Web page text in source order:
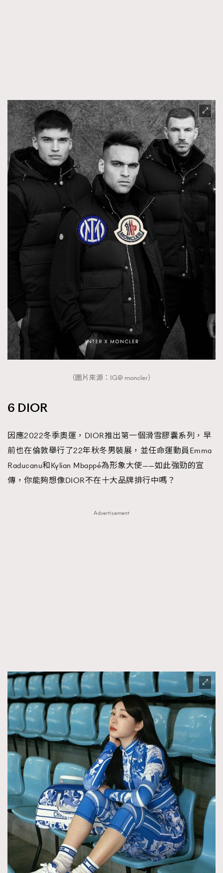
（圖片來源：IG@ moncler）
6 DIOR
因應2022冬季奧運，DIOR推出第一個滑雪膠囊系列，早
前也在倫敦舉行了22年秋冬男裝展，並任命運動員Emma
Raducanu和Kylian Mbappé為形象大使——如此強勁的宣
傳，你能夠想像DIOR不在十大品牌排行中嗎？
Advertisement